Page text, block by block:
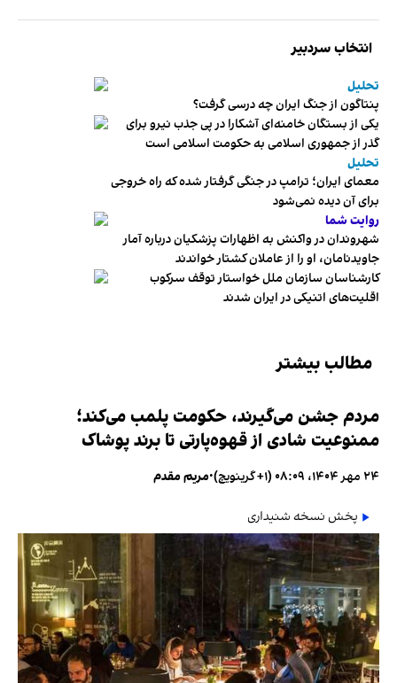
انتخاب سردبیر
تحلیل
پنتاگون از جنگ ایران چه درسی گرفت؟
یکی از بستگان خامنه‌ای آشکارا در پی جذب نیرو برای
گذر از جمهوری اسلامی به حکومت اسلامی است
تحلیل
معمای ایران؛ ترامپ در جنگی گرفتار شده که راه خروجی
برای آن دیده نمی‌شود
روایت شما
شهروندان در واکنش به اظهارات پزشکیان درباره آمار
جاویدنامان، او را از عاملان کشتار خواندند
کارشناسان سازمان ملل خواستار توقف سرکوب
اقلیت‌های اتنیکی در ایران شدند
مطالب بیشتر
مردم جشن می‌گیرند، حکومت پلمب می‌کند؛
ممنوعیت شادی از قهوه‌پارتی تا برند پوشاک
۲۴ مهر ۱۴۰۴، ۰۸:۰۹ (‎+۱ گرینویچ) •مریم مقدم
پخش نسخه شنیداری